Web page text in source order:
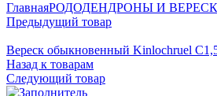
ГлавнаяРОДОДЕНДРОНЫ И
Предыдущий товар
Вереск обыкновенный Kinlochruel
Назад к товарам
Следующий товар